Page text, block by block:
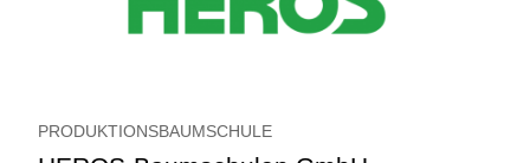
PRODUKTIONSBAUMSCHULE